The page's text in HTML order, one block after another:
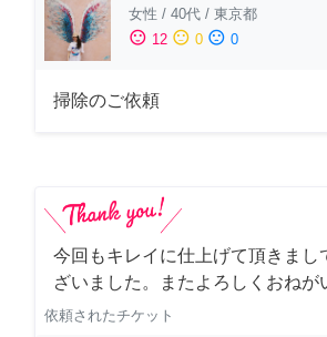
女性 / 40代 / 東京都
sentiment_satisfied 12 sentiment_neutral 0 sentiment_dissatisfied 0
掃除のご依頼
今回もキレイに仕上げて頂きまし
ざいました。またよろしくおねが
依頼されたチケット